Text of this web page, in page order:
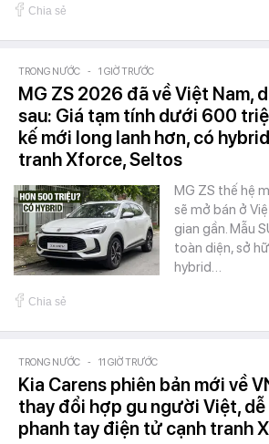
Chia sẻ
TRONG NƯỚC - 1 GIỜ TRƯỚC
MG ZS 2026 đã về Việt Nam,
sau: Giá tạm tính dưới 600
kế mới long lanh hơn, có
tranh Xforce, Seltos
MG ZS thế hệ
sẽ mở bán ở
gian gần. Mẫu
toàn diện, sở
hybrid…
Chia sẻ
TRONG NƯỚC - 11 GIỜ TRƯỚC
Kia Carens phiên bản mới về
thay đổi hợp gu người Việt, dễ
phanh tay điện tử cạnh tranh